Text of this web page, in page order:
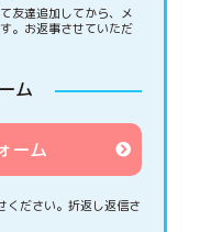
友達追加してから、メ
。お返事させていただ
ム
ーム
ださい。 折返し返信さ